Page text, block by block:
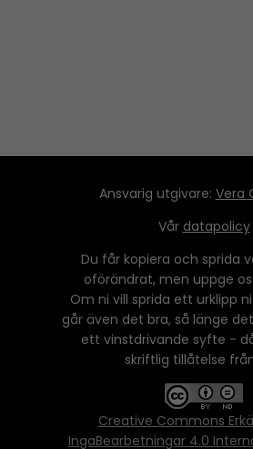
Ansvarig utgivare: Vera
Vår datapolicy
Du får kopiera och sprida
oförändrat, men uppge
Om ni vill sprida ett urklipp
går även det bra, så länge
ett vinstdrivande syfte -
skriftlig tillåtelse
Creative Commons
IngaBearbetningar 4.0